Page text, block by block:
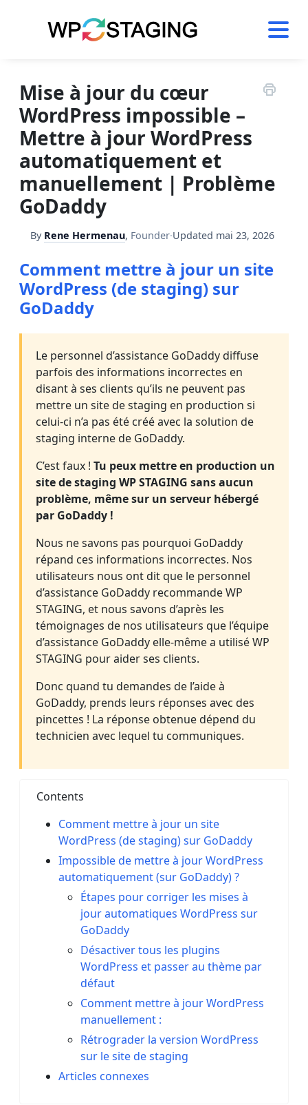
Mise à jour du cœur
WordPress impossible –
Mettre à jour WordPress
automatiquement et
manuellement | Problème
GoDaddy
By Rene Hermenau, Founder·Updated mai 23, 2026
Comment mettre à jour un site
WordPress (de staging) sur
GoDaddy
Le personnel d’assistance GoDaddy diffuse
parfois des informations incorrectes en
disant à ses clients qu’ils ne peuvent pas
mettre un site de staging en production si
celui-ci n’a pas été créé avec la solution de
staging interne de GoDaddy.
C’est faux ! Tu peux mettre en production un
site de staging WP STAGING sans aucun
problème, même sur un serveur hébergé
par GoDaddy !
Nous ne savons pas pourquoi GoDaddy
répand ces informations incorrectes. Nos
utilisateurs nous ont dit que le personnel
d’assistance GoDaddy recommande WP
STAGING, et nous savons d’après les
témoignages de nos utilisateurs que l’équipe
d’assistance GoDaddy elle-même a utilisé WP
STAGING pour aider ses clients.
Donc quand tu demandes de l’aide à
GoDaddy, prends leurs réponses avec des
pincettes ! La réponse obtenue dépend du
technicien avec lequel tu communiques.
Contents
Comment mettre à jour un site
WordPress (de staging) sur GoDaddy
Impossible de mettre à jour WordPress
automatiquement (sur GoDaddy) ?
Étapes pour corriger les mises à
jour automatiques WordPress sur
GoDaddy
Désactiver tous les plugins
WordPress et passer au thème par
défaut
Comment mettre à jour WordPress
manuellement :
Rétrograder la version WordPress
sur le site de staging
Articles connexes